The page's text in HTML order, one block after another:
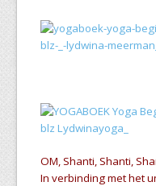
OM, Shanti, Shanti,
In verbinding met het